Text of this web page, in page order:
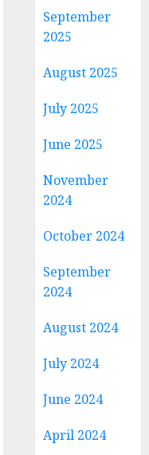
September
2025
August 2025
July 2025
June 2025
November
2024
October 2024
September
2024
August 2024
July 2024
June 2024
April 2024